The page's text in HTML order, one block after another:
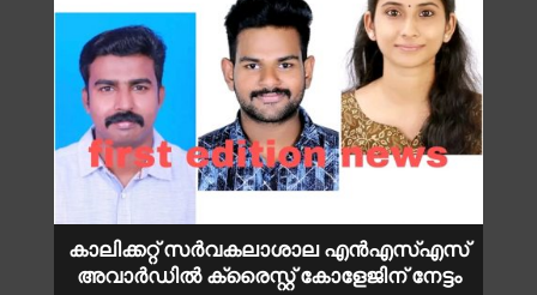
കാലിക്കറ്റ് സർവകലാശാല എൻഎസ്എസ്
അവാർഡിൽ ക്രൈസ്റ്റ് കോളേജിന് നേട്ടം